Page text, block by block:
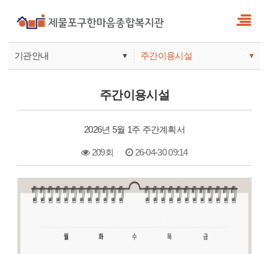
기관안내 ▼
기관안내
주간이용시설 ▼
주간보호
주간이용시설
2026년 5월 1주 주간계획서
209회 26-04-30 09:14
본문